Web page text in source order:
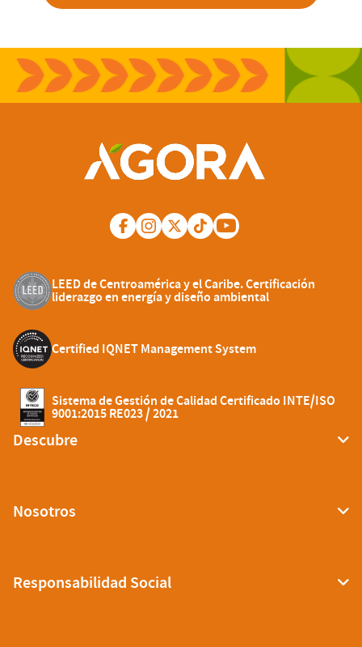
LEED de Centroamérica y el Caribe. Certificación
liderazgo en energía y diseño ambiental
Certified IQNET Management System
Sistema de Gestión de Calidad Certificado INTE/ISO
9001:2015 RE023 / 2021
Descubre
Nosotros
Responsabilidad Social